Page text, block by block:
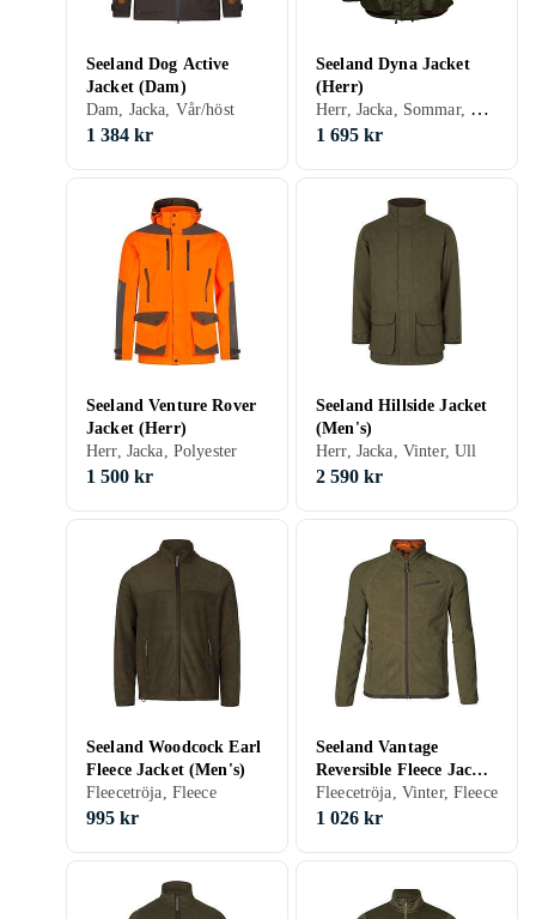
Seeland Dog Active
Jacket (Dam)
Dam, Jacka, Vår/höst
1 384 kr
Seeland Dyna Jacket
(Herr)
Herr, Jacka, Sommar, Vår/höst, Fleece
1 695 kr
Seeland Venture Rover
Jacket (Herr)
Herr, Jacka, Polyester
1 500 kr
Seeland Hillside Jacket
(Men's)
Herr, Jacka, Vinter, Ull
2 590 kr
Seeland Woodcock Earl
Fleece Jacket (Men's)
Fleecetröja, Fleece
995 kr
Seeland Vantage
Reversible Fleece Jacket
(Herr)
Fleecetröja, Vinter, Fleece
1 026 kr